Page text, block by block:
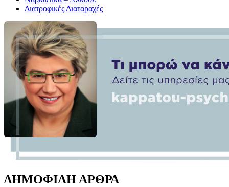
Διατροφικές Διαταραχές
ΔΗΜΟΦΙΛΗ ΑΡΘΡΑ